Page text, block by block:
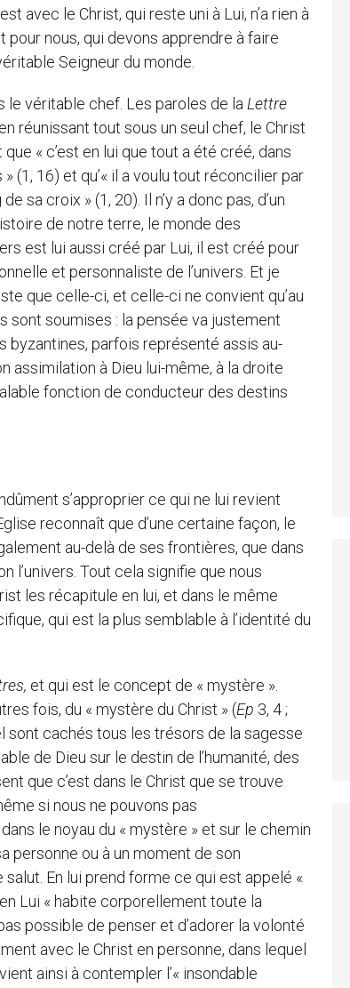
avec le Christ, qui reste uni à Lui, n’a rien à
nous, qui devons apprendre à faire
Seigneur du monde.
le véritable chef. Les paroles de la Lettre
réunissant tout sous un seul chef, le Christ
que « c’est en lui que tout a été créé, dans
(1, 16) et qu’« il a voulu tout réconcilier par
sa croix » (1, 20). Il n’y a donc pas, d’un
de notre terre, le monde des
est lui aussi créé par Lui, il est créé pour
et personnaliste de l’univers. Et je
que celle-ci, et celle-ci ne convient qu’au
sont soumises : la pensée va justement
byzantines, parfois représenté assis au-
assimilation à Dieu lui-même, à la droite
fonction de conducteur des destins
s’approprier ce qui ne lui revient
reconnaît que d’une certaine façon, le
au-delà de ses frontières, que dans
l’univers. Tout cela signifie que nous
les récapitule en lui, et dans le même
qui est la plus semblable à l’identité du
et qui est le concept de « mystère ».
fois, du « mystère du Christ » (Ep 3, 4 ;
sont cachés tous les trésors de la sagesse
de Dieu sur le destin de l’humanité, des
que c’est dans le Christ que se trouve
si nous ne pouvons pas
le noyau du « mystère » et sur le chemin
personne ou à un moment de son
En lui prend forme ce qui est appelé «
Lui « habite corporellement toute la
possible de penser et d’adorer la volonté
avec le Christ en personne, dans lequel
ainsi à contempler l’« insondable